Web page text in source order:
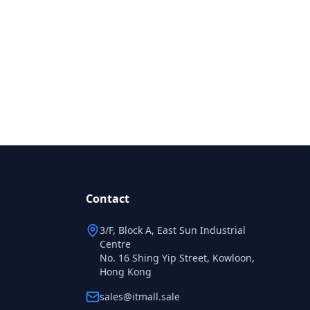
Contact
3/F, Block A, East Sun Industrial
Centre
No. 16 Shing Yip Street, Kowloon,
Hong Kong
sales@itmall.sale